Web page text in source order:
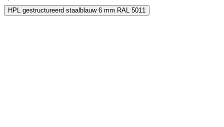
HPL gestructureerd staalblauw 6 mm RAL 5011